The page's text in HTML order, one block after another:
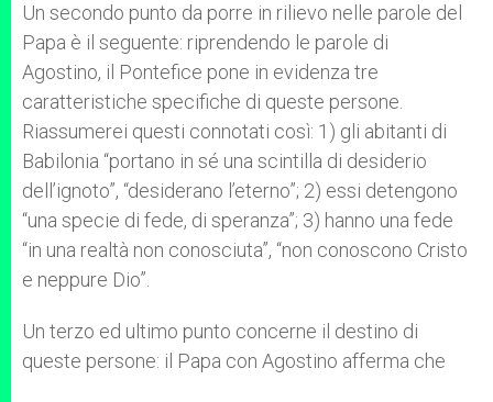
Un secondo punto da porre in rilievo nelle parole del
Papa è il seguente: riprendendo le parole di
Agostino, il Pontefice pone in evidenza tre
caratteristiche specifiche di queste persone.
Riassumerei questi connotati così: 1) gli abitanti di
Babilonia “portano in sé una scintilla di desiderio
dell’ignoto”, “desiderano l’eterno”; 2) essi detengono
“una specie di fede, di speranza”; 3) hanno una fede
“in una realtà non conosciuta”, “non conoscono Cristo
e neppure Dio”.
Un terzo ed ultimo punto concerne il destino di
queste persone: il Papa con Agostino afferma che